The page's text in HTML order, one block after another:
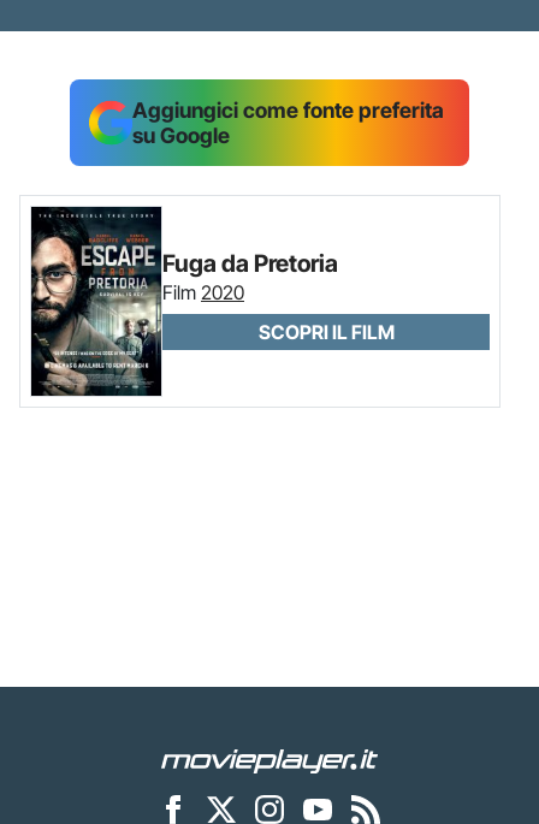
Aggiungici come fonte preferita
su Google
Fuga da Pretoria
Film 2020
SCOPRI IL FILM